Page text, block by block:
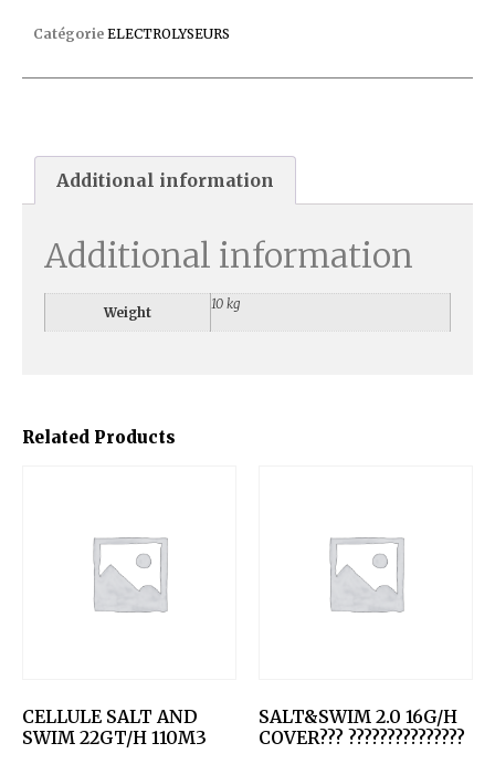
Related Products
CELLULE SALT AND
SWIM 22GT/H 110M3
SALT&SWIM 2.0 16G/H
COVER??? ???????????????
Catégorie ELECTROLYSEURS
Additional information
Additional information
Weight
10 kg